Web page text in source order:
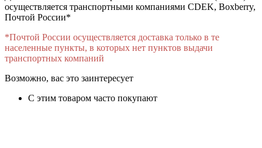
осуществляется транспортными компаниями CDEK, Boxberry,
Почтой России*
*Почтой России осуществляется доставка только в те
населенные пункты, в которых нет пунктов выдачи
транспортных компаний
Возможно, вас это заинтересует
С этим товаром часто покупают